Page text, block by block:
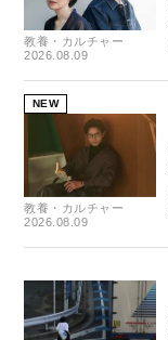
教養・カルチャー
2026.08.09
NEW
教養・カルチャー
2026.08.09